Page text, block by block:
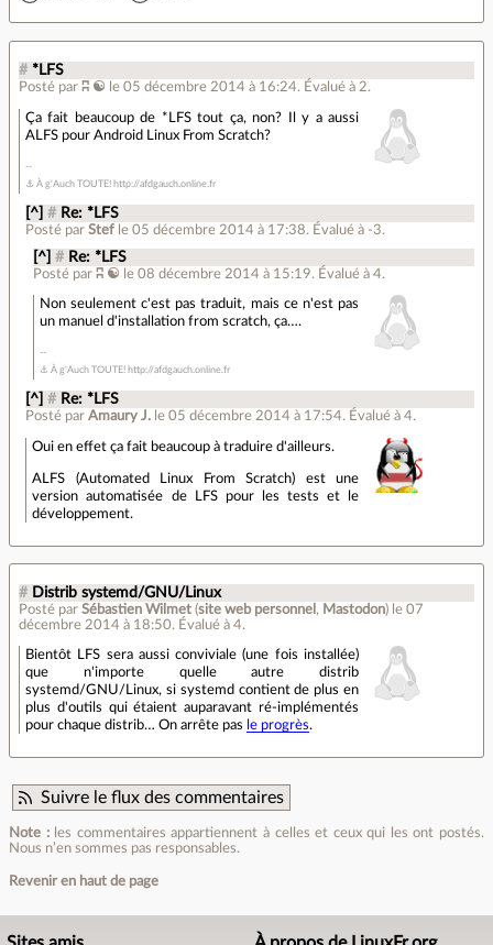
# *LFS
Posté par ʭ ☯ le 05 décembre 2014 à 16:24. Évalué à 2.
Ça fait beaucoup de *LFS tout ça, non? Il y a aussi
ALFS pour Android Linux From Scratch?
⚓ À g'Auch TOUTE! http://afdgauch.online.fr
[^] # Re: *LFS
Posté parStef le 05 décembre 2014 à 17:38. Évalué à -3.
[^] # Re: *LFS
Posté par ʭ ☯ le 08 décembre 2014 à 15:19. Évalué à 4.
Non seulement c'est pas traduit, mais ce n'est pas
un manuel d'installation from scratch, ça….
⚓ À g'Auch TOUTE! http://afdgauch.online.fr
[^] # Re: *LFS
Posté parAmaury J. le 05 décembre 2014 à 17:54. Évalué à4.
Oui en effet ça fait beaucoup à traduire d'ailleurs.
ALFS (Automated Linux From Scratch) est une
version automatisée de LFS pour les tests et le
développement.
# Distrib systemd/GNU/Linux
Posté par Sébastien Wilmet (site web personnel , Mastodon) le 07
décembre 2014 à 18:50. Évalué à 4.
Bientôt LFS sera aussi conviviale (une fois installée)
que n'importe quelle autre distrib
systemd/GNU/Linux, si systemd contient de plus en
plus d'outils qui étaient auparavant ré-implémentés
pour chaque distrib… On arrête pas le progrès.
Suivre le flux des commentaires
Note :les commentaires appartiennent à celles et ceux qui les ont postés.
Nous n’en sommes pas responsables.
Revenir en haut de page